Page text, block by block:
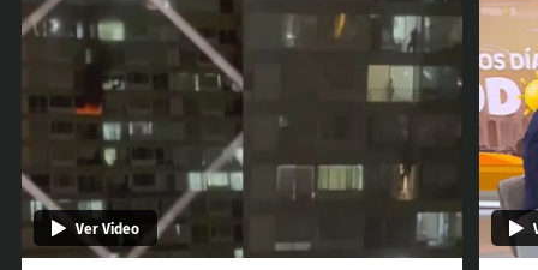
Ver Video